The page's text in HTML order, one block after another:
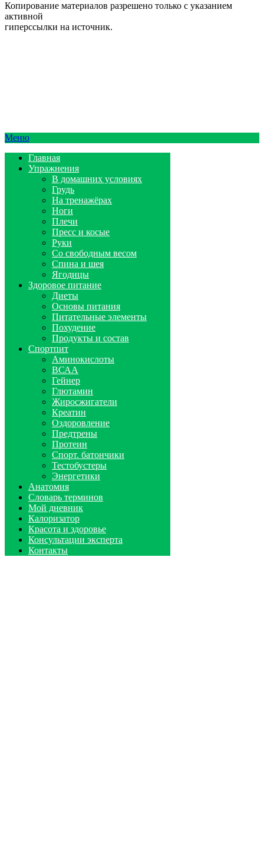
Копирование материалов разрешено только с указанием
активной
гиперссылки на источник.
Меню
Главная
Упражнения
В домашних условиях
Грудь
На тренажёрах
Ноги
Плечи
Пресс и косые
Руки
Со свободным весом
Спина и шея
Ягодицы
Здоровое питание
Диеты
Основы питания
Питательные элементы
Похудение
Продукты и состав
Спортпит
Аминокислоты
ВСАА
Гейнер
Глютамин
Жиросжигатели
Креатин
Оздоровление
Предтрены
Протеин
Спорт. батончики
Тестобустеры
Энергетики
Анатомия
Словарь терминов
Мой дневник
Калоризатор
Красота и здоровье
Консультации эксперта
Контакты